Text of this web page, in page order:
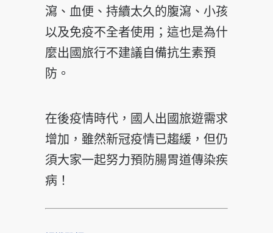
瀉、血便、持續太久的腹瀉、小孩
以及免疫不全者使用；這也是為什
麼出國旅行不建議自備抗生素預
防。
在後疫情時代，國人出國旅遊需求
增加，雖然新冠疫情已趨緩，但仍
須大家一起努力預防腸胃道傳染疾
病！